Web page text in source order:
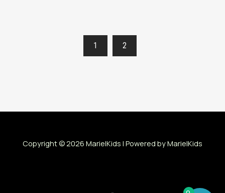
1 2
Copyright © 2026 MarielKids | Powered by MarielKids